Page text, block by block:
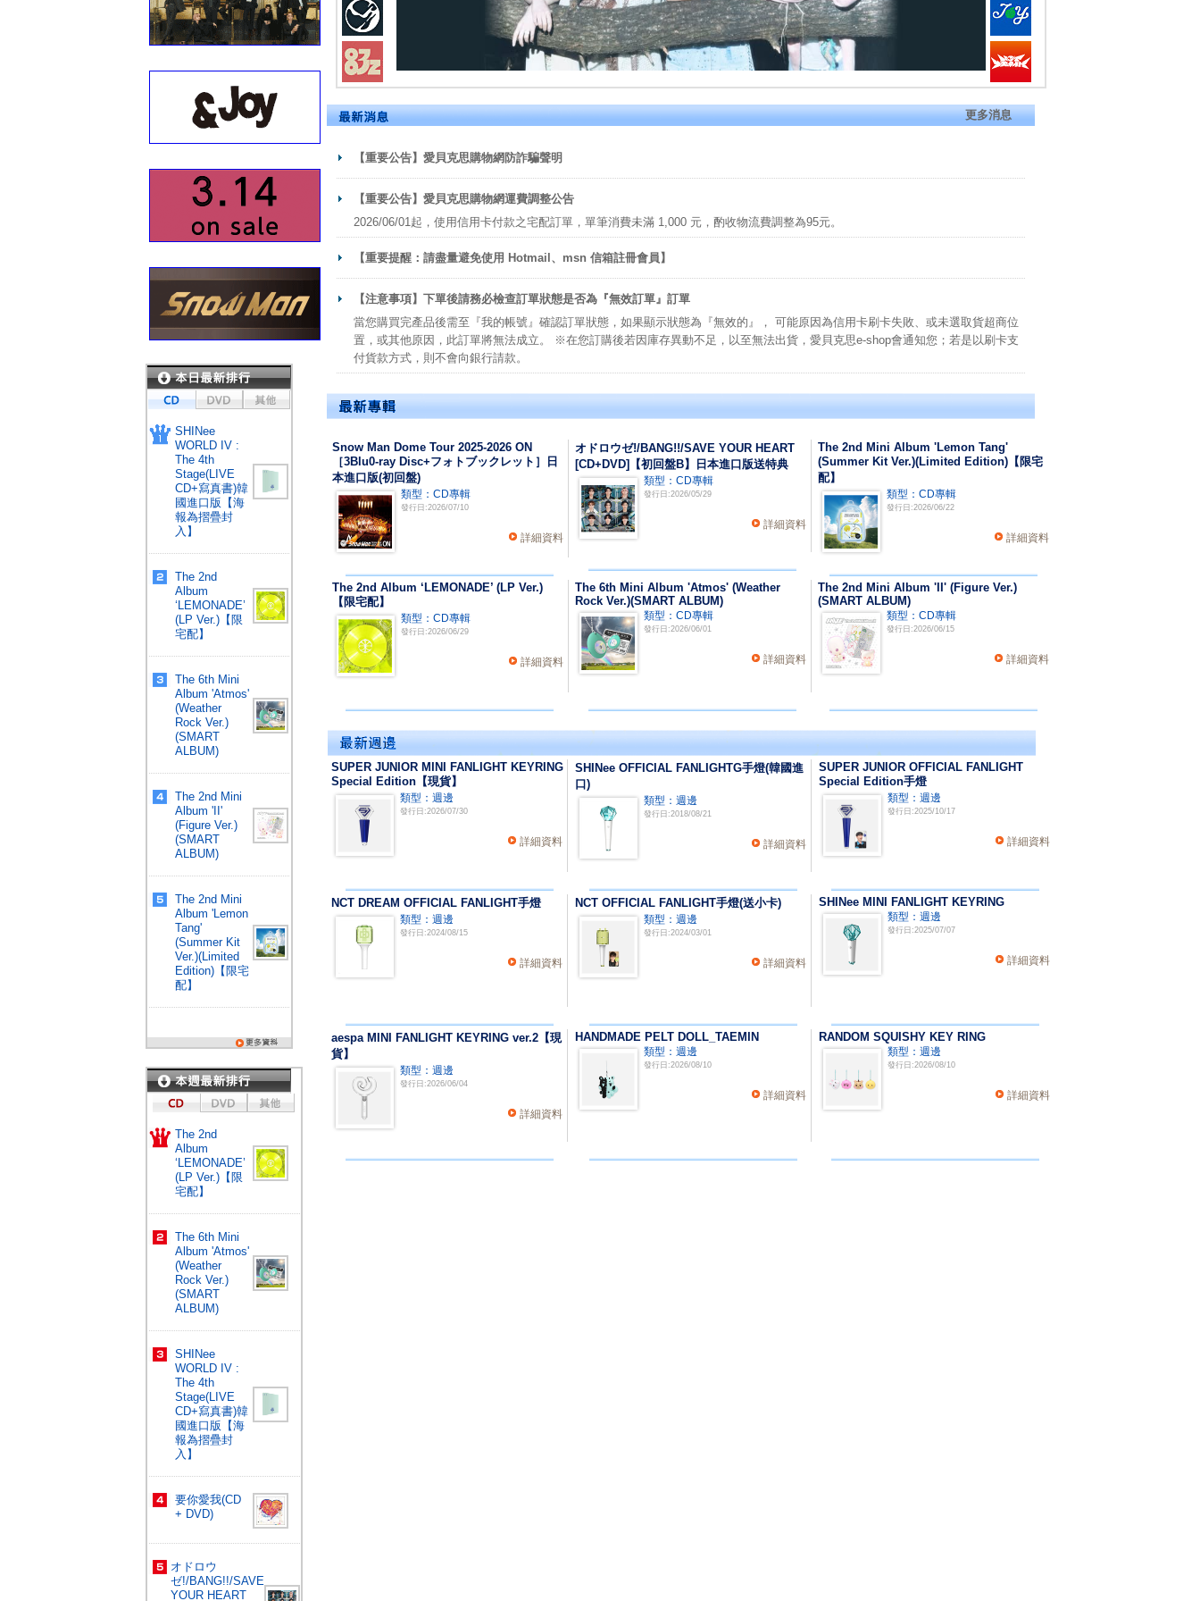
SHINee
WORLD IV :
The 4th
Stage(LIVE
CD+寫真書)韓
國進口版【海
報為摺疊封
入】
The 2nd
Album
‘LEMONADE’
(LP Ver.)【限
宅配】
The 6th Mini
Album 'Atmos'
(Weather
Rock Ver.)
(SMART
ALBUM)
The 2nd Mini
Album 'II'
(Figure Ver.)
(SMART
ALBUM)
The 2nd Mini
Album 'Lemon
Tang'
(Summer Kit
Ver.)(Limited
Edition)【限宅
配】
The 2nd
Album
‘LEMONADE’
(LP Ver.)【限
宅配】
The 6th Mini
Album 'Atmos'
(Weather
Rock Ver.)
(SMART
ALBUM)
SHINee
WORLD IV :
The 4th
Stage(LIVE
CD+寫真書)韓
國進口版【海
報為摺疊封
入】
要你愛我(CD
+ DVD)
オドロウ
ゼ!/BANG!!/SAVE
YOUR HEART
更多消息
【重要公告】愛貝克思購物網防詐騙聲明
【重要公告】愛貝克思購物網運費調整公告
2026/06/01起，使用信用卡付款之宅配訂單，單筆消費未滿 1,000 元，酌收物流費調整為95元。
【重要提醒：請盡量避免使用 Hotmail、msn 信箱註冊會員】
【注意事項】下單後請務必檢查訂單狀態是否為『無效訂單』訂單
當您購買完產品後需至『我的帳號』確認訂單狀態，如果顯示狀態為『無效的』， 可能原因為信用卡刷卡失敗、或未選取貨超商位
置，或其他原因，此訂單將無法成立。 ※在您訂購後若因庫存異動不足，以至無法出貨，愛貝克思e-shop會通知您；若是以刷卡支
付貨款方式，則不會向銀行請款。
Snow Man Dome Tour 2025-2026 ON
［3Blu0-ray Disc+フォトブックレット］日
本進口版(初回盤)
類型：CD專輯
發行日:2026/07/10
詳細資料
オドロウゼ!/BANG!!/SAVE YOUR HEART
[CD+DVD]【初回盤B】日本進口版送特典
類型：CD專輯
發行日:2026/05/29
詳細資料
The 2nd Mini Album 'Lemon Tang'
(Summer Kit Ver.)(Limited Edition)【限宅
配】
類型：CD專輯
發行日:2026/06/22
詳細資料
The 2nd Album ‘LEMONADE’ (LP Ver.)
【限宅配】
類型：CD專輯
發行日:2026/06/29
詳細資料
The 6th Mini Album 'Atmos' (Weather
Rock Ver.)(SMART ALBUM)
類型：CD專輯
發行日:2026/06/01
詳細資料
The 2nd Mini Album 'II' (Figure Ver.)
(SMART ALBUM)
類型：CD專輯
發行日:2026/06/15
詳細資料
SUPER JUNIOR MINI FANLIGHT KEYRING
Special Edition【現貨】
類型：週邊
發行日:2026/07/30
詳細資料
SHINee OFFICIAL FANLIGHTG手燈(韓國進
口)
類型：週邊
發行日:2018/08/21
詳細資料
SUPER JUNIOR OFFICIAL FANLIGHT
Special Edition手燈
類型：週邊
發行日:2025/10/17
詳細資料
NCT DREAM OFFICIAL FANLIGHT手燈
類型：週邊
發行日:2024/08/15
詳細資料
NCT OFFICIAL FANLIGHT手燈(送小卡)
類型：週邊
發行日:2024/03/01
詳細資料
SHINee MINI FANLIGHT KEYRING
類型：週邊
發行日:2025/07/07
詳細資料
aespa MINI FANLIGHT KEYRING ver.2【現
貨】
類型：週邊
發行日:2026/06/04
詳細資料
HANDMADE PELT DOLL_TAEMIN
類型：週邊
發行日:2026/08/10
詳細資料
RANDOM SQUISHY KEY RING
類型：週邊
發行日:2026/08/10
詳細資料